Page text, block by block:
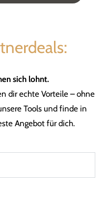
sich lohnt.
dir echte Vorteile – ohne
Tools und finde in
Angebot für dich.